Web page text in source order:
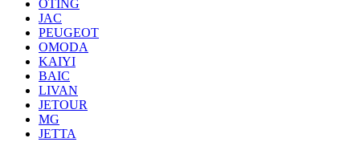
OTING
JAC
PEUGEOT
OMODA
KAIYI
BAIC
LIVAN
JETOUR
MG
JETTA